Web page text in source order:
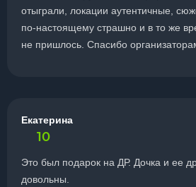
отыграли, локации аутентичные,
по-настоящему страшно и в то же
не пришлось. Спасибо
Екатерина
10
Это был подарок на ДР. Дочка и ее
довольны.